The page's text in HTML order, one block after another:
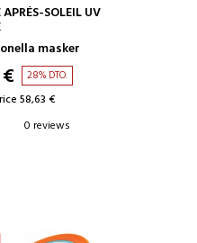
ADD TO CART
SOLEIL UV
masker
28% DTO.
58,63 €
0 reviews